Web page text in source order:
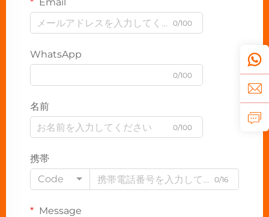
0/100
WhatsApp
0/100
名前
0/100
携帯
Code
0/16
Message